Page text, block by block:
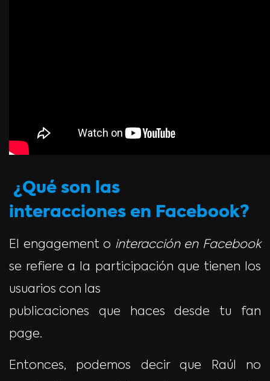
¿Qué son las
interacciones en Facebook?
El engagement o interacción en Facebook
se refiere a la participación que tienen los
usuarios con las
publicaciones que haces desde tu fan
page.
Entonces, podemos decir que Raúl no